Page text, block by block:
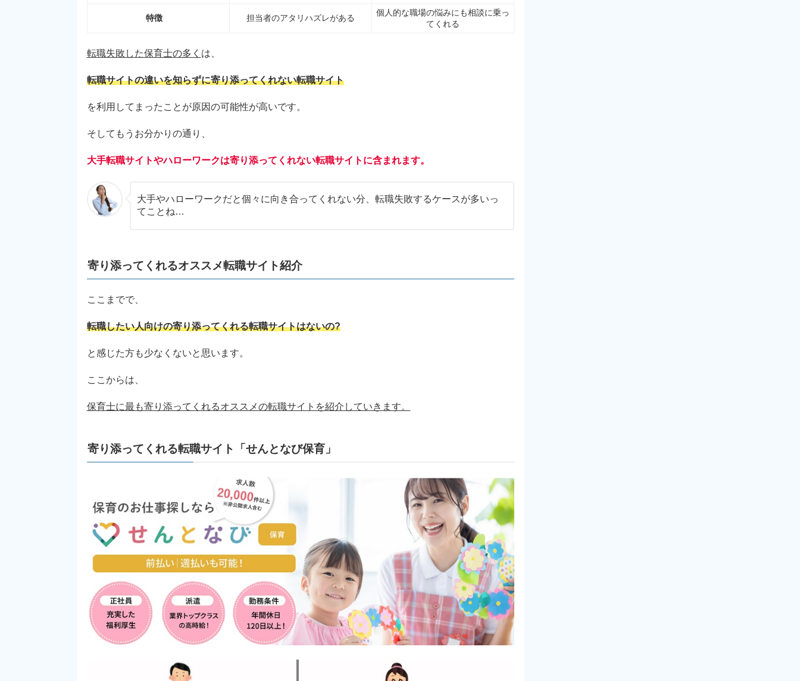
特徴 担当者のアタリハズレがある
個人的な職場の悩みにも相談に乗っ
てくれる
転職失敗した保育士の多く は、
転職サイトの違いを知らずに寄り添ってくれない転職サイト
を利用してまったことが原因の可能性が高いです。
そしてもうお分かりの通り、
大手転職サイトやハローワークは寄り添ってくれない転職サイトに含まれます。
大手やハローワークだと個々に向き合ってくれない分、転職失敗するケースが多いっ
てことね…
寄り添ってくれるオススメ転職サイト紹介
ここまでで、
転職したい人向けの寄り添ってくれる転職サイトはないの?
と感じた方も少なくないと思います。
ここからは、
保育士に最も寄り添ってくれるオススメの転職サイトを紹介していきます。
寄り添ってくれる転職サイト「せんとなび保育」